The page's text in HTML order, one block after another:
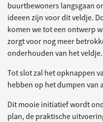
buurtbewoners langsgaan
ideeen zijn voor dit veldje.
komen we tot een ontwerp
zorgt voor nog meer
onderhouden van het veldje.
Tot slot zal het opknappen
hebben op het dumpen van
Dit mooie initiatief wordt
plan, de praktische